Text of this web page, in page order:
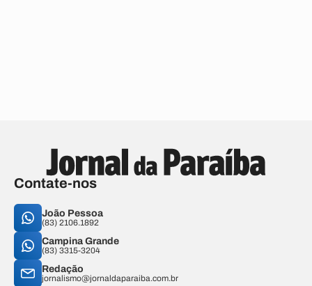
Contate-nos
João Pessoa
(83) 2106.1892
Campina Grande
(83) 3315-3204
Redação
jornalismo@jornaldaparaiba.com.br